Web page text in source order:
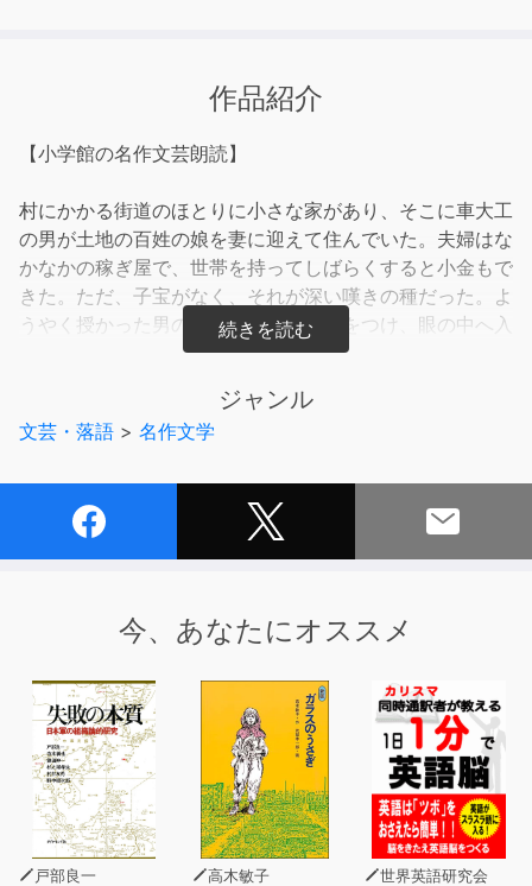
作品紹介
【小学館の名作文芸朗読】
村にかかる街道のほとりに小さな家があり、そこに車大工
の男が土地の百姓の娘を妻に迎えて住んでいた。夫婦はな
かなかの稼ぎ屋で、世帯を持ってしばらくすると小金もで
きた。ただ、子宝がなく、それが深い嘆きの種だった。よ
うやく授かった男の子にジャンと名前をつけ、眼の中へ入
れても痛くないほど可愛がった。しかしある日、村にやっ
ジャンル
文芸・落語 > 名作文学
今、あなたにオススメ
戸部良一 高木敏子 世界英語研究会